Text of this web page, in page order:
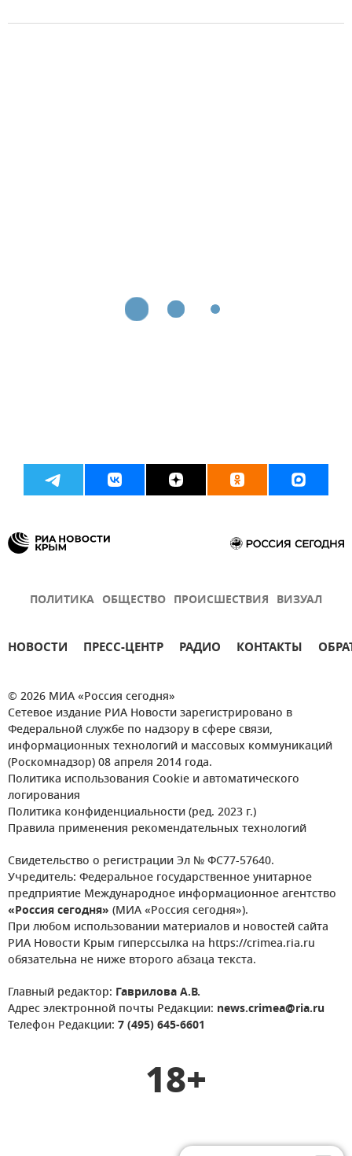
ПОЛИТИКА ОБЩЕСТВО ПРОИСШЕСТВИЯ ВИЗУАЛ
НОВОСТИ ПРЕСС-ЦЕНТР РАДИО КОНТАКТЫ
© 2026 МИА «Россия сегодня»
Сетевое издание РИА Новости зарегистрировано в
Федеральной службе по надзору в сфере связи,
информационных технологий и массовых коммуникаций
(Роскомнадзор) 08 апреля 2014 года.
Политика использования Cookie и автоматического
логирования
Политика конфиденциальности (ред. 2023 г.)
Правила применения рекомендательных технологий
Свидетельство о регистрации Эл № ФС77-57640.
Учредитель: Федеральное государственное унитарное
предприятие Международное информационное агентство
«Россия сегодня» (МИА «Россия сегодня»).
При любом использовании материалов и новостей сайта
РИА Новости Крым гиперссылка на https://crimea.ria.ru
обязательна не ниже второго абзаца текста.
Главный редактор: Гаврилова А.В.
Адрес электронной почты Редакции: news.crimea@ria.ru
Телефон Редакции: 7 (495) 645-6601
18+